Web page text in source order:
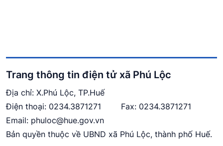
Trang thông tin điện tử xã Phú Lộc
Địa chỉ: X.Phú Lộc, TP.Huế
Điện thoại: 0234.3871271
Fax: 0234.3871271
Email: phuloc@hue.gov.vn
Bản quyền thuộc về UBND xã Phú Lộc, thành phố Huế.